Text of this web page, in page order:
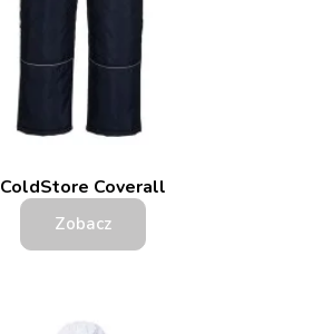
ColdStore Coverall
Zobacz